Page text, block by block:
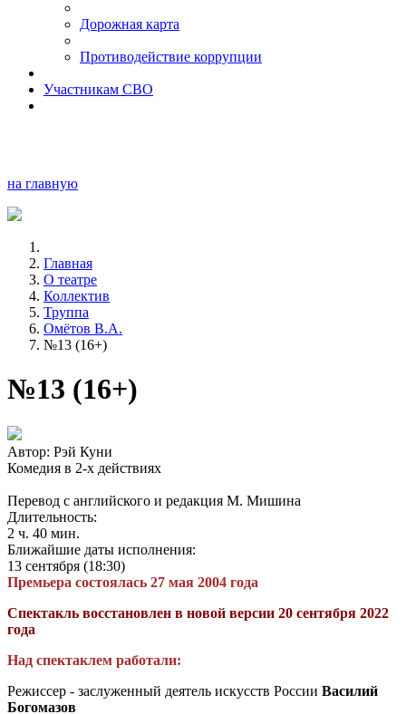
Дорожная карта
Противодействие коррупции
Участникам СВО
на главную
Главная
О театре
Коллектив
Труппа
Омётов В.А.
№13 (16+)
№13 (16+)
Автор: Рэй Куни
Комедия в 2-х действиях
Перевод с английского и редакция М. Мишина
Длительность:
2 ч. 40 мин.
Ближайшие даты исполнения:
13 сентября (18:30)
Премьера состоялась 27 мая 2004 года
Спектакль восстановлен в новой версии 20 сентября 2022
года
Над спектаклем работали:
Режиссер - заслуженный деятель искусств России Василий
Богомазов